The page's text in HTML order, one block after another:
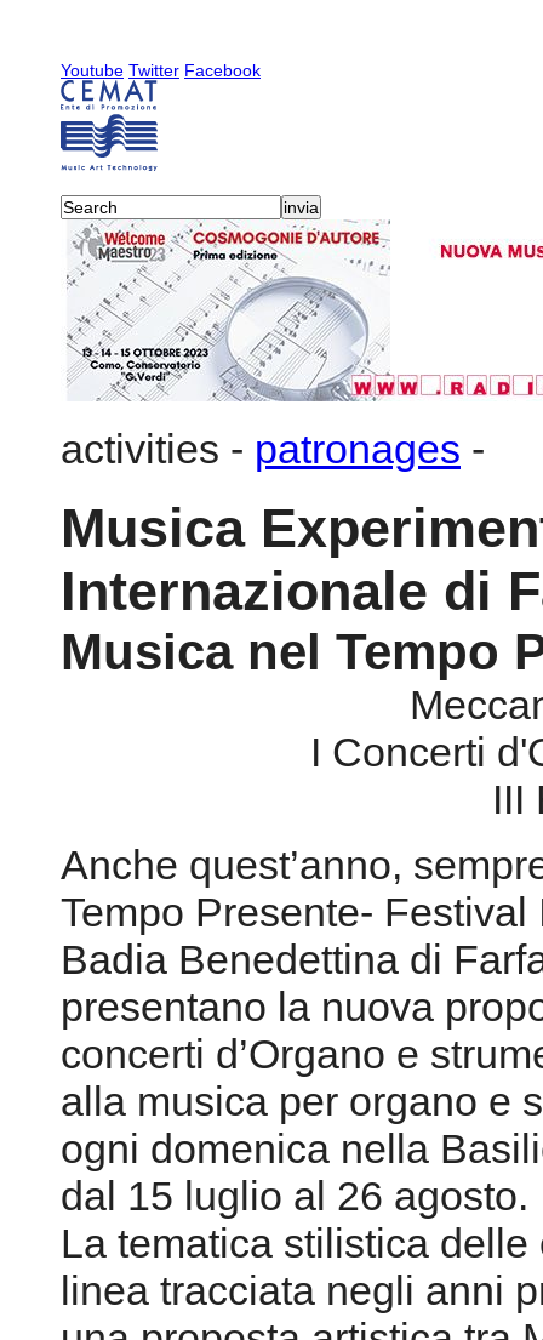
Youtube Twitter Facebook
activities - patronages -
Musica
Internazionale di
Musica nel Tempo
I Concerti
III
Anche quest’anno,
Tempo Presente-
Badia Benedettina di
presentano la nuova
concerti d’Organo e
alla musica per organo e
ogni domenica nella
dal 15 luglio al 26 agosto.
La tematica stilistica
linea tracciata negli anni